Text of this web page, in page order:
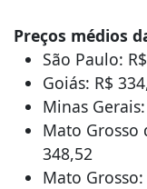
Preços médios
São Paulo:
Goiás: R$
Minas
Mato Grosso
348,52
Mato